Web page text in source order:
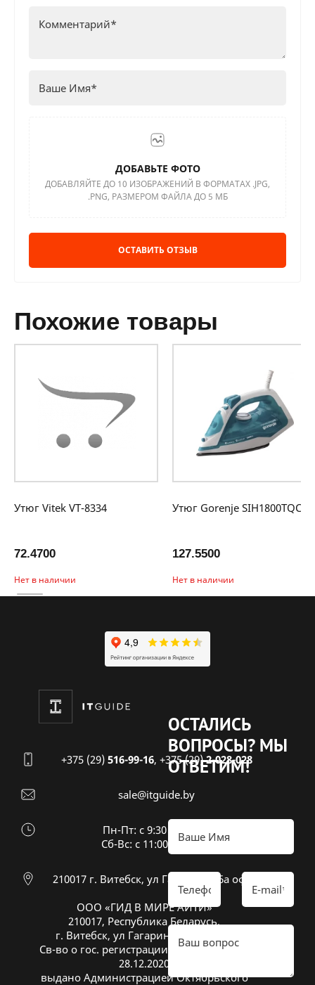
ДОБАВЬТЕ ФОТО
ДОБАВЛЯЙТЕ ДО 10 ИЗОБРАЖЕНИЙ В ФОРМАТАХ .JPG,
.PNG, РАЗМЕРОМ ФАЙЛА ДО 5 МБ
ОСТАВИТЬ ОТЗЫВ
похожие товары
Утюг Vitek VT-8334
72.4700
Нет в наличии
Утюг Gorenje SIH1800TQC
127.5500
Нет в наличии
+375 (29) 516-99-16, +375 (29)2-028-028
sale@itguide.by
Пн-Пт: с 9:30 до 18:30
Cб-Вс: с 11:00 до 16:00
210017 г. Витебск, ул Гагарина 26а оф 20
ООО «ГИД В МИРЕ АЙТИ»
210017, Республика Беларусь,
г. Витебск, ул Гагарина 26А, оф. 20
Св-во о гос. регистрации № 391833600 от
28.12.2020
выдано Администрацией Октябрьского
ОСТАЛИСЬ
ВОПРОСЫ? МЫ
ОТВЕТИМ!